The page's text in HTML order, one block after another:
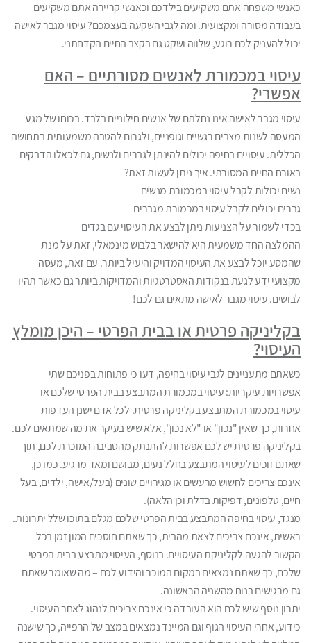
כאנשי משפחה אתם משקיעים בילדכם וכאנשי קריירה אתם משקיעים
בעבודה מסורה ומקצועית. ומה לגבי השקעה בעצמכם? עיסוי מגבר לאישה
יכול להעניק לכם רוגע, שלווה ושקט גם בקצב החיים הקדחתני.
עיסוי במכמורת לאנשים מסורתיים – האם
אפשרי?
עיסוי מגבר לאישה אינו נחלתם של אנשים חילוניים בלבד. בכוחו של מגע
המעסה לשנות מצבים רגשיים וגופניים, ולגרום להטבה משמעותית בתחושה
הכללית. עיסויים בחיפה יכולים להינתן לגברים ולנשים, גם לכאלו הדבקים
באורח החיים המסורתי. איך ניתן לעשות זאת?
נשים יכולות לקבל עיסוי במכמורת מנשים
גברים יכולים לקבל עיסוי במכמורת מגברים
בכדי לשמור על הצניעות ניתן לבצע את העיסוי עם בגדים
ההמלצה החד משמעית היא להישאר בלבוש מינמאלי, זאת על מנת
שהמסע יוכל לבצע את העיסוי המדויק והיעיל ביותר. עם זאת, מעסה
מקצועי ידע לגעת בנקודות האסטרטגיות והמדויקות ביותר גם כאשר תהיו
לבושים. עיסוי מגבר לאישה מתאים גם לכם!
בקליניקה פרטית או בבית הפרטי – היכן מומלץ
העיסוי?
כשאתם מתעניינים לגבי עיסוי בחיפה, דעו כי פתוחות בפניכם שתי
אפשרויות עיקריות: עיסוי במכמורת המתבצע בבית הפרטי שלכם או
עיסוי במכמורת המתבצע בקליניקה פרטית. לכל אדם ישנן העדפות
אחרות, כך שאין "נכון" או "לא נכון", אלא שיש בעיקר את מה שמתאים לכם.
בקליניקה פרטית יש לכם אפשרות להתנתק מהסביבה המוכרת לכם, תוך
שאתם זוכים לעיסוי המתבצע בחלל נעים, מבושם ומאד מרגיע. כמו כן,
אינכם צריכים לחשוש מרעשים או מגירויים שונים (בעל/אישה, ילדים, בעל
חיים, טלפונים, דפיקות בדלת וכן הלאה).
מנגד, עיסוי בחיפה המתבצע בבית הפרטי שלכם מגלם בתוכו שלל יתרונות.
ראשית, אינכם צריכים לצאת מהבית, כך שאתם חוסכים המון זמן בכל
הקשור להגעה לקליניקת העיסויים. בנוסף, העיסוי מתבצע בבית הפרטי
שלכם, כך שאתם נמצאים במקום המוכר והידוע לכם – מה שאומר שאתם
גם מרגישים בנוח מהשניה הראשונה.
יתרון נוסף שיש לכם הוא העובדה כי אינכם צריכים לנהוג לאחר העיסוי.
כידוע, אחרי העיסוי הגוף וגם המיינד נמצאים במצב של הרפייה, כך שישנה